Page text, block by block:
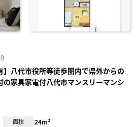
】八代市役所等徒歩圏内で県外からの
家具家電付八代市マンスリーマンシ
面積 24m²